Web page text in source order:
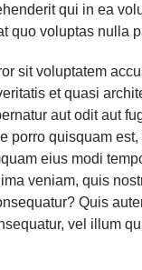
qui in ea
quo voluptas nulla
sit voluptatem
et quasi
aut odit aut
porro quisquam
eius modi
veniam, quis
Quis
vel illum